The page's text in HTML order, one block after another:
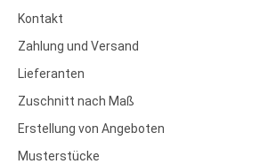
Kontakt
Zahlung und Versand
Lieferanten
Zuschnitt nach Maß
Erstellung von Angeboten
Musterstücke